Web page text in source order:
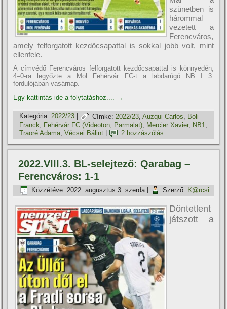
szünetben is
hárommal
vezetett a
Ferencváros,
amely felforgatott kezdőcsapattal is sokkal jobb volt, mint
ellenfele.
A címvédő Ferencváros felforgatott kezdőcsapattal is könnyedén,
4–0-ra legyőzte a Mol Fehérvár FC-t a labdarúgó NB I 3.
fordulójában vasárnap.
Egy kattintás ide a folytatáshoz.... →
Kategória: 2022/23 | Címke: 2022/23 ,Auzqui Carlos
Boli
Franck, Fehérvár FC (Videoton; Parmalat), Mercier Xavier, NB1,
Traoré Adama ,Vécsei Bálint 2 hozzászólás
2022.VIII.3. BL-selejtező: Qarabag –
Ferencváros: 1-1
Közzétéve: 2022. augusztus 3. szerda Szerző: K@rcsi
Döntetlent
játszott a